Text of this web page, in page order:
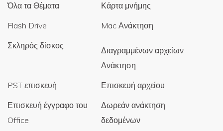
Όλα τα Θέματα
Κάρτα μνήμης
Flash Drive
Mac Ανάκτηση
Σκληρός δίσκος
Διαγραμμένων αρχείων
Ανάκτηση
PST επισκευή
Επισκευή αρχείου
Επισκευή έγγραφο του
Office
Δωρεάν ανάκτηση
δεδομένων